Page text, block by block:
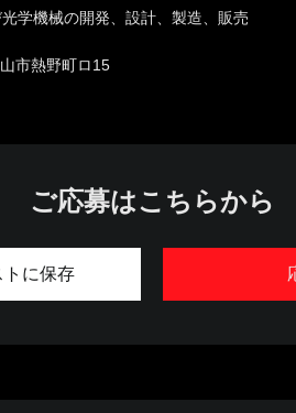
学機械の開発、設計、製造、販売
市熱野町ロ15
ご応募はこちらから
に保存